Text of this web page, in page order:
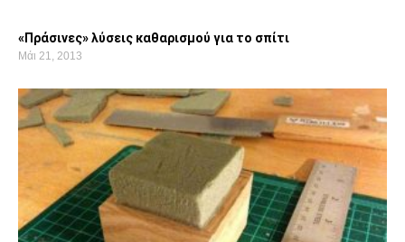
«Πράσινες» λύσεις καθαρισμού για το σπίτι
Μάι 21, 2013